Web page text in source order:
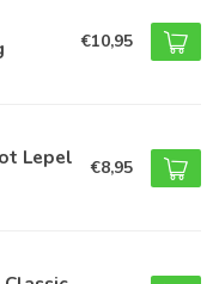
€10,95
Lepel €8,95